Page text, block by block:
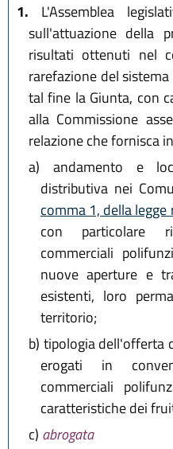
1. L'Assemblea
sull'attuazione della
risultati ottenuti nel
rarefazione del
tal fine la Giunta, con
alla Commissione
relazione che fornisca
a) andamento e
distributiva nei
comma 1, della
con particolare
commerciali
nuove aperture e
esistenti, loro
territorio;
b) tipologia dell'offerta
erogati in
commerciali
caratteristiche dei
c) abrogata